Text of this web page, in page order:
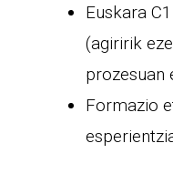
Euskara
(agiririk
prozesuan
Formazio